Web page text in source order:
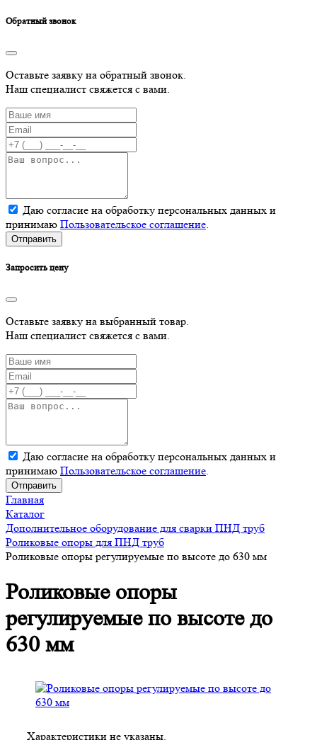
Обратный звонок
Оставьте заявку на обратный звонок.
Наш специалист свяжется с вами.
Даю согласие на обработку персональных данных и
принимаю Пользовательское соглашение
Отправить
Запросить цену
Оставьте заявку на выбранный товар.
Наш специалист свяжется с вами.
Даю согласие на обработку персональных данных и
принимаю Пользовательское соглашение.
Отправить
Главная
Каталог
Дополнительное оборудование для сварки ПНД труб
Роликовые опоры для ПНД труб
Роликовые опоры регулируемые по высоте до 630 мм
Роликовые опоры
регулируемые по высоте до
630 мм
Характеристики не указаны.